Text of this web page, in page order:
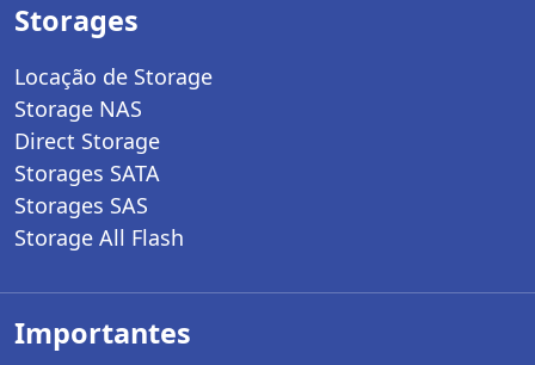
Storages
Locação de Storage
Storage NAS
Direct Storage
Storages SATA
Storages SAS
Storage All Flash
Importantes